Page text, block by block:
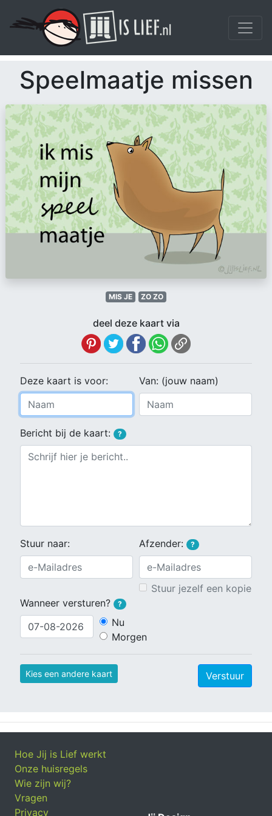
Speelmaatje missen
MIS JE ZO ZO
deel deze kaart via
Deze kaart is voor: Van: (jouw naam)
Bericht bij de kaart: ?
Stuur naar: Afzender: ?
Stuur jezelf een kopie
Wanneer versturen?
?
Nu
Morgen
Kies een andere kaart Verstuur
Hoe Jij is Lief werkt
Onze huisregels
Wie zijn wij?
Vragen
Privacy